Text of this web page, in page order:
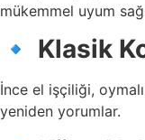
mükemmel uyum
🔹 Klasik
İnce el işçiliği,
yeniden yorumlar.